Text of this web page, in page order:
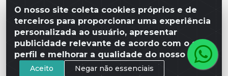
O nosso site coleta cookies próprios e de
terceiros para proporcionar uma experiência
personalizada ao usuário, apresentar
publicidade relevante de acordo com o seu
perfil e melhorar a qualidade do nosso site.
Aceito Negar não essenciais
Lívia Distribuidora - Av. Percy Gandini, 329 – Vila
Toninho, São José do Rio Preto / SP - CEP 15077-
000 - CNPJ 49.975.923/0003-10